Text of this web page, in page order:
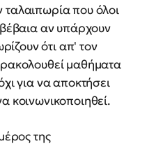
που όλοι
αν υπάρχουν
ότι απ' τον
μαθήματα
για να αποκτήσει
κοινωνικοποιηθεί.
της